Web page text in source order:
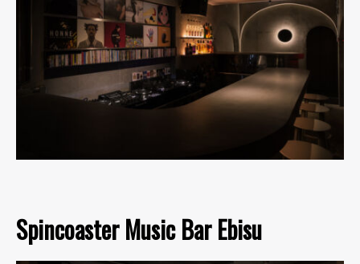
Spincoaster Music Bar Ebisu